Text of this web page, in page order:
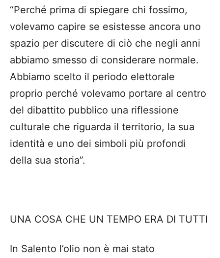
“Perché prima di spiegare chi fossimo,
volevamo capire se esistesse ancora uno
spazio per discutere di ciò che negli anni
abbiamo smesso di considerare normale.
Abbiamo scelto il periodo elettorale
proprio perché volevamo portare al centro
del dibattito pubblico una riflessione
culturale che riguarda il territorio, la sua
identità e uno dei simboli più profondi
della sua storia”.
UNA COSA CHE UN TEMPO ERA DI TUTTI
In Salento l’olio non è mai stato